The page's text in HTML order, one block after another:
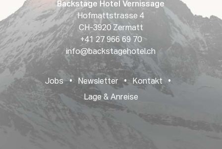
Backstage Hotel Vernissage
Hofmattstrasse 4
CH-3920 Zermatt
+41 27 966 69 70
info@backstagehotel.ch
Jobs • Newsletter • Kontakt
•
Lage & Anreise